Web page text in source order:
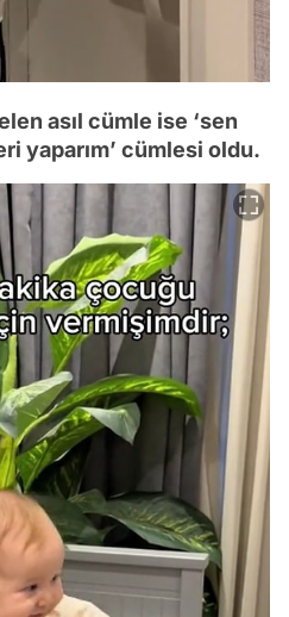
asıl cümle ise ‘sen
yaparım’ cümlesi oldu.